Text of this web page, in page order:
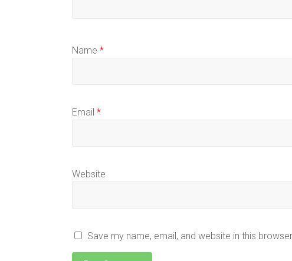
Name *
Email *
Website
Save my name, email, and website in this